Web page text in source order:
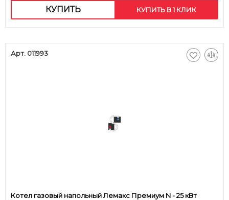
КУПИТЬ КУПИТЬ В 1 КЛИК
Арт. 011993
Котел газовый напольный Лемакс Премиум N - 25 кВт